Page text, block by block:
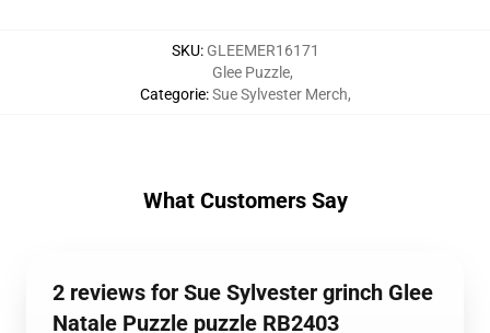
SKU: GLEEMER16171
Categorie:
Glee Puzzle,
Sue Sylvester Merch,
What Customers Say
2 reviews for Sue Sylvester grinch Glee
Natale Puzzle puzzle RB2403